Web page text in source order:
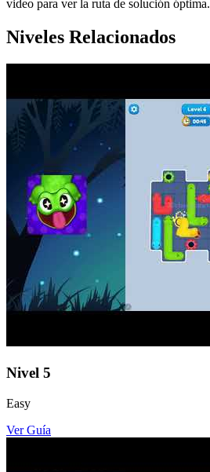
video para ver la ruta de solución óptima.
Niveles Relacionados
Nivel 5
Easy
Ver Guía